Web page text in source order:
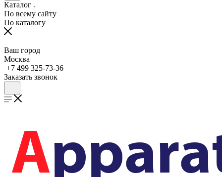
Каталог
По всему сайту
По каталогу
Ваш город
Москва
+7 499 325-73-36
Заказать звонок